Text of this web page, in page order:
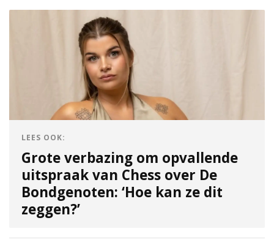
LEES OOK:
Grote verbazing om opvallende
uitspraak van Chess over De
Bondgenoten: ‘Hoe kan ze dit
zeggen?’